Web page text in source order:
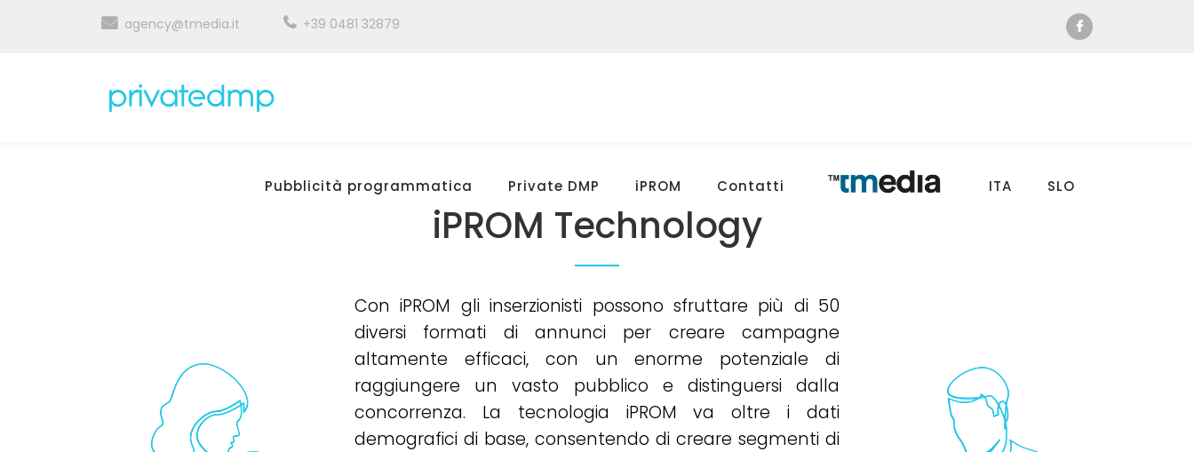
agency@tmedia.it +39 0481 32879
Pubblicità programmatica Private DMP iPROM Contatti ITA SLO
iPROM Technology
Con iPROM gli inserzionisti possono sfruttare più di 50
diversi formati di annunci per creare campagne
altamente efficaci, con un enorme potenziale di
raggiungere un vasto pubblico e distinguersi dalla
concorrenza. La tecnologia iPROM va oltre i dati
demografici di base, consentendo di creare segmenti di